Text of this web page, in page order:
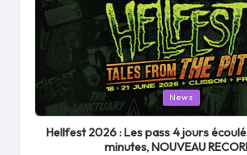
Posted
in
News
Hellfest 2026 : Les pass 4 jours
minutes, NOUVEAU